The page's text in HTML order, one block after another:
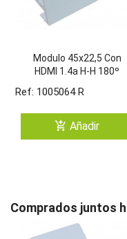
Modulo 45x22,5 Con
HDMI 1.4a H-H 180º
Ref: 1005064 R
add_shopping_cart Añadir
Comprados juntos